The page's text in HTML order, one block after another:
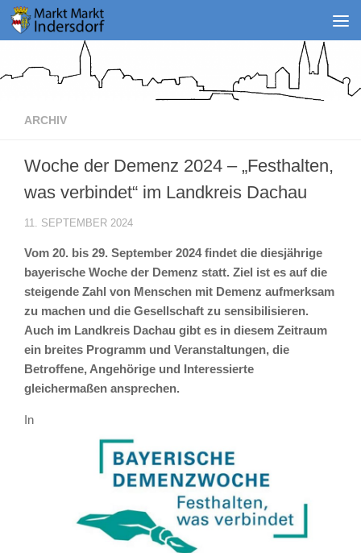
Zum Inhalt springen
ARCHIV
Woche der Demenz 2024 – „Festhalten,
was verbindet“ im Landkreis Dachau
11. SEPTEMBER 2024
Vom 20. bis 29. September 2024 findet die diesjährige
bayerische Woche der Demenz statt. Ziel ist es auf die
steigende Zahl von Menschen mit Demenz aufmerksam
zu machen und die Gesellschaft zu sensibilisieren.
Auch im Landkreis Dachau gibt es in diesem Zeitraum
ein breites Programm und Veranstaltungen, die
Betroffene, Angehörige und Interessierte
gleichermaßen ansprechen.
In